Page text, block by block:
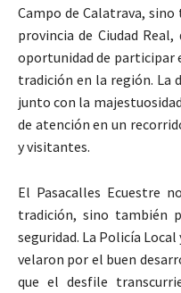
Campo de Calatrava,
provincia de Ciudad
oportunidad de participar
tradición en la región. La
junto con la
de atención en un
y visitantes.
El Pasacalles Ecuestre
tradición, sino también
seguridad. La Policía
velaron por el buen
que el desfile